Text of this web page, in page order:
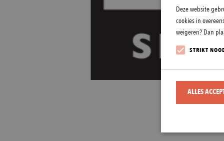
Deze website
cookies in
weigeren? Dan
STRIKT
ALLES